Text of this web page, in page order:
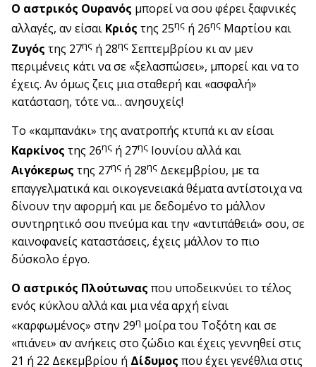
Ο αστρικός Ουρανός μπορεί να σου φέρει ξαφνικές
αλλαγές, αν είσαι Κριός της 25ης ή 26ης Μαρτίου και
Ζυγός της 27ης ή 28ης Σεπτεμβρίου κι αν μεν
περιμένεις κάτι να σε «ξελασπώσει», μπορεί και να το
έχεις. Αν όμως ζεις μια σταθερή και «ασφαλή»
κατάσταση, τότε να… ανησυχείς!
Το «καμπανάκι» της ανατροπής κτυπά κι αν είσαι
Καρκίνος της 26ης ή 27ης Ιουνίου αλλά και
Αιγόκερως της 27ης ή 28ης Δεκεμβρίου, με τα
επαγγελματικά και οικογενειακά θέματα αντίστοιχα να
δίνουν την αφορμή και με δεδομένο το μάλλον
συντηρητικό σου πνεύμα και την «αντιπάθειά» σου, σε
καινοφανείς καταστάσεις, έχεις μάλλον το πιο
δύσκολο έργο.
Ο αστρικός Πλούτωνας που υποδεικνύει το τέλος
ενός κύκλου αλλά και μια νέα αρχή είναι
«καρφωμένος» στην 29η μοίρα του Τοξότη και σε
«πιάνει» αν ανήκεις στο ζώδιο και έχεις γεννηθεί στις
21 ή 22 Δεκεμβρίου ή Δίδυμος που έχει γενέθλια στις